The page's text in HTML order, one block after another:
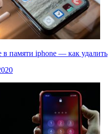
в памяти iphone — как удалить